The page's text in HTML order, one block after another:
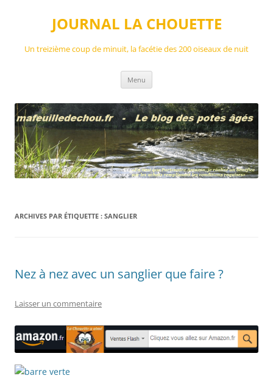
JOURNAL LA CHOUETTE
Un treizième coup de minuit, la facétie des 200 oiseaux de nuit
Menu
ARCHIVES PAR ÉTIQUETTE : SANGLIER
Nez à nez avec un sanglier que faire ?
Laisser un commentaire